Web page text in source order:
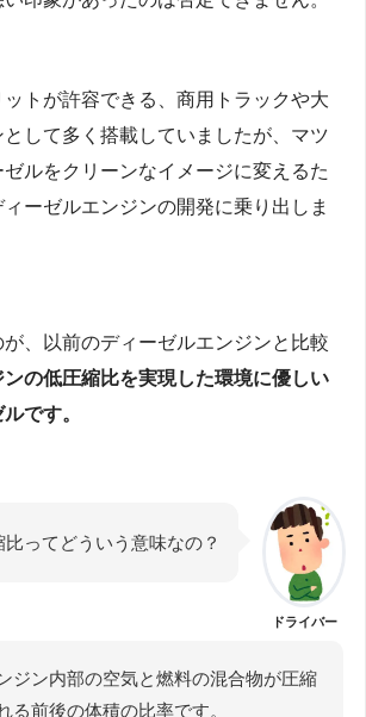
トが許容できる、商用トラックや大
して多く搭載していましたが、マツ
ルをクリーンなイメージに変えるた
ーゼルエンジンの開発に乗り出しま
、以前のディーゼルエンジンと比較
ンの低圧縮比を実現した環境に優しい
です。
ドライバー
ってどういう意味なの？
ジン内部の空気と燃料の混合物が圧縮
る前後の体積の比率です。